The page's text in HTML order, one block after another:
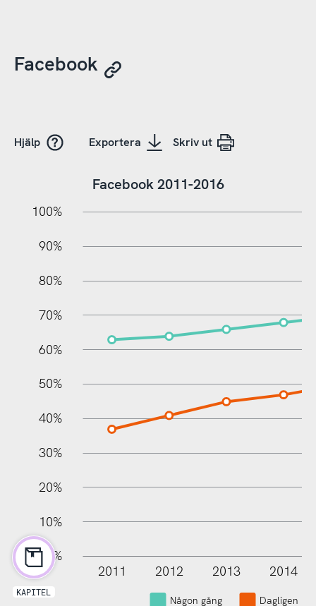
Facebook
Hjälp Exportera Skriv ut
Facebook 2011-2016
100%
100%
90%
80%
70%
60%
50%
40%
30%
20%
10%
0%
2011 2012 2013 2014
Någon gång Dagligen
KAPITEL